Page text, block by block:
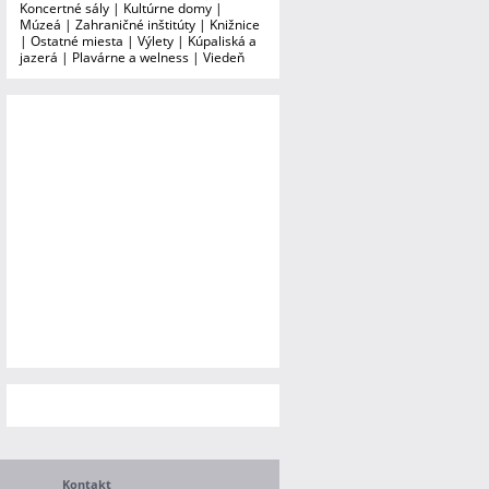
Koncertné sály | Kultúrne domy |
Múzeá | Zahraničné inštitúty | Knižnice
| Ostatné miesta | Výlety | Kúpaliská a
jazerá | Plavárne a welness | Viedeň
Kontakt